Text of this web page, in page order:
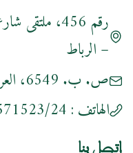
رقم 456،
– الرباط
ص. ب. 6549، العرفان، الرباط، المغرب
الهاتف : 24